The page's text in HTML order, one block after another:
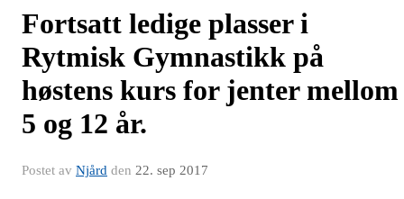
Fortsatt ledige plasser i
Rytmisk Gymnastikk på
høstens kurs for jenter mellom
5 og 12 år.
Postet av Njård den 22. sep 2017